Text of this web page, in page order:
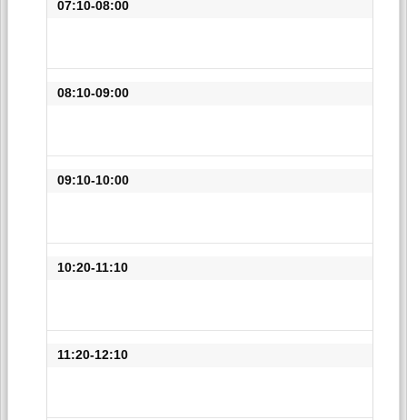
07:10-08:00
08:10-09:00
09:10-10:00
10:20-11:10
11:20-12:10